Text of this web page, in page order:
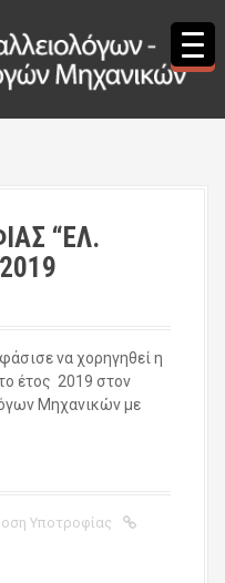
“ΕΛ.
να χορηγηθεί η
έτος 2019 στον
Μηχανικών με
Υποτροφίας